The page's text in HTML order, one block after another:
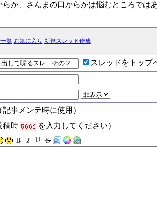
か、さんまの口からかは悩むところではあ
覧 お気に入り 新規スレッド作成
スレッドをトップ
記事メンテ時に使用）
稿時 を入力してください）